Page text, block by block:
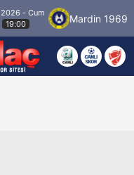
- Cum
Mardin 1969